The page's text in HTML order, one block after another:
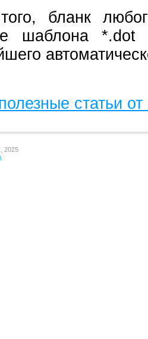
бланк
шаблона *.dot
статьи
2025